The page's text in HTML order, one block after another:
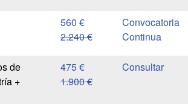
560 €
2.240 €
Convocatoria
Continua
de
+
475 €
1.900 €